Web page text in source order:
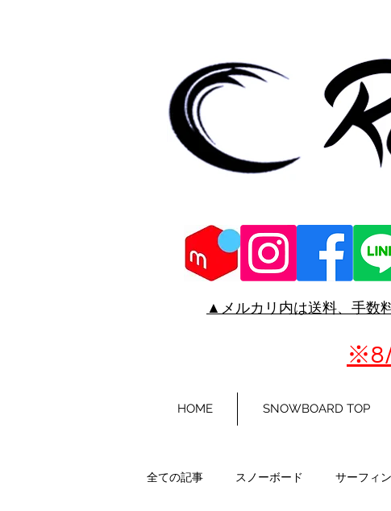
▲メルカリ 内は送料、手数
※8/
HOME SNOWBOARD TOP
全ての記事 スノーボード サーフィン